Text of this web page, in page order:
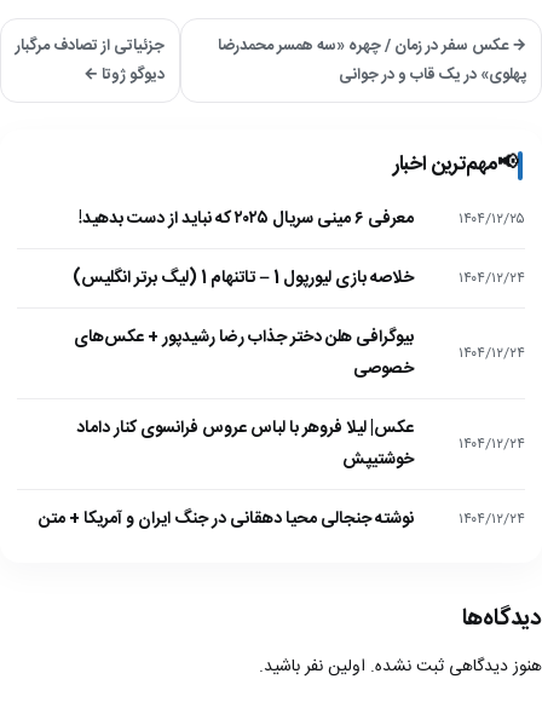
→ عکس سفر در زمان / چهره «سه همسر محمدرضا
پهلوی» در یک قاب و در جوانی
جزئیاتی از تصادف مرگبار
دیوگو ژوتا ←
📢مهم‌ترین اخبار
۱۴۰۴/۱۲/۲۵ معرفی ۶ مینی سریال ۲۰۲۵ که نباید از دست بدهید!
۱۴۰۴/۱۲/۲۴ خلاصه بازی لیورپول 1 – تاتنهام 1 (لیگ برتر انگلیس)
۱۴۰۴/۱۲/۲۴
بیوگرافی هلن دختر جذاب رضا رشیدپور + عکس‌های
خصوصی
۱۴۰۴/۱۲/۲۴
عکس| لیلا فروهر با لباس عروس فرانسوی کنار داماد
خوشتیپش
۱۴۰۴/۱۲/۲۴ نوشته جنجالی محیا دهقانی در جنگ ایران و آمریکا + متن
دیدگاه‌ها
هنوز دیدگاهی ثبت نشده. اولین نفر باشید.